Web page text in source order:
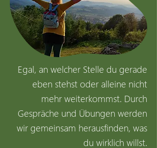
Egal, an welcher Stelle du gerade
eben stehst oder alleine nicht
mehr weiterkommst. Durch
Gespräche und Übungen werden
wir gemeinsam herausfinden, was
du wirklich willst.